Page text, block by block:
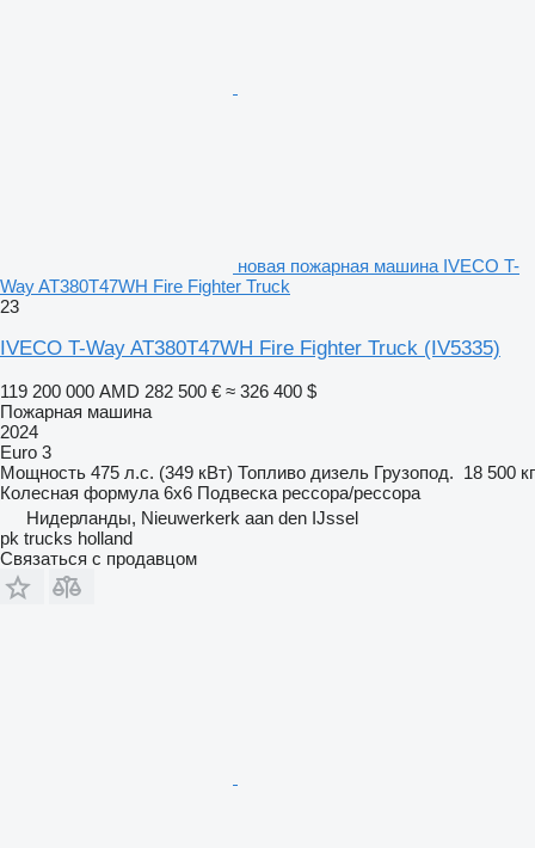
новая пожарная машина IVECO T-
Way AT380T47WH Fire Fighter Truck
23
IVECO T-Way AT380T47WH Fire Fighter Truck (IV5335)
119 200 000 AMD 282 500 € ≈ 326 400 $
Пожарная машина
2024
Euro 3
Мощность 475 л.с. (349 кВт) Топливо дизель Грузопод. 18 500 кг
Колесная формула 6x6 Подвеска рессора/рессора
Нидерланды, Nieuwerkerk aan den IJssel
pk trucks holland
Связаться с продавцом